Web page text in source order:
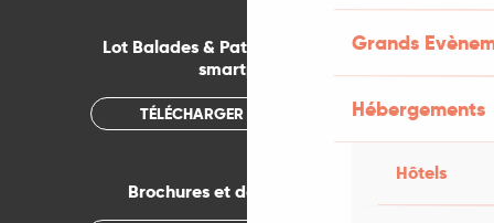
Grands
Hébergements
Hôtels
Lot Balades & Patrimoines sur votre
smartphone
TÉLÉCHARGER L'APPLICATION
Brochures et documentations